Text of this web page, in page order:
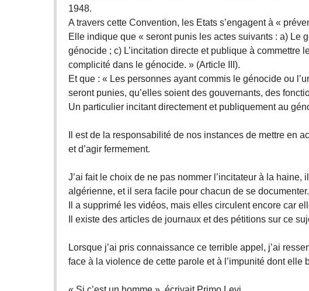
1948.
A travers cette Convention, les Etats s’engagent à «
Elle indique que « seront punis les actes suivants : a) Le
génocide ; c) L’incitation directe et publique à commettre
complicité dans le génocide. » (Article III).
Et que : « Les personnes ayant commis le génocide ou
seront punies, qu’elles soient des gouvernants, des
Un particulier incitant directement et publiquement au
Il est de la responsabilité de nos instances de mettre en
et d’agir fermement.
J’ai fait le choix de ne pas nommer l’incitateur à la
algérienne, et il sera facile pour chacun de se documenter.
Il a supprimé les vidéos, mais elles circulent encore car
Il existe des articles de journaux et des pétitions sur ce
Lorsque j’ai pris connaissance ce terrible appel, j’ai
face à la violence de cette parole et à l’impunité dont elle